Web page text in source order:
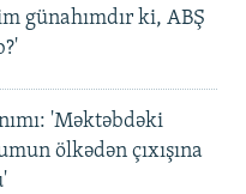
günahımdır ki, ABŞ
'Məktəbdəki
ölkədən çıxışına